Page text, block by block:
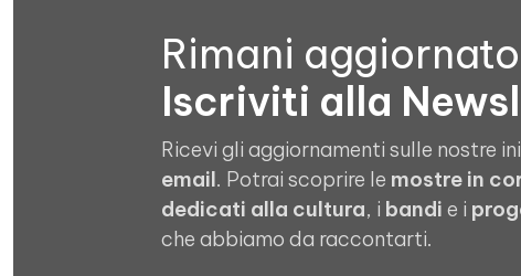
Rimani aggiornato
Iscriviti alla
Ricevi gli aggiornamenti sulle nostre
email. Potrai scoprire le mostre in
dedicati alla cultura, i bandi e i
che abbiamo da raccontarti.